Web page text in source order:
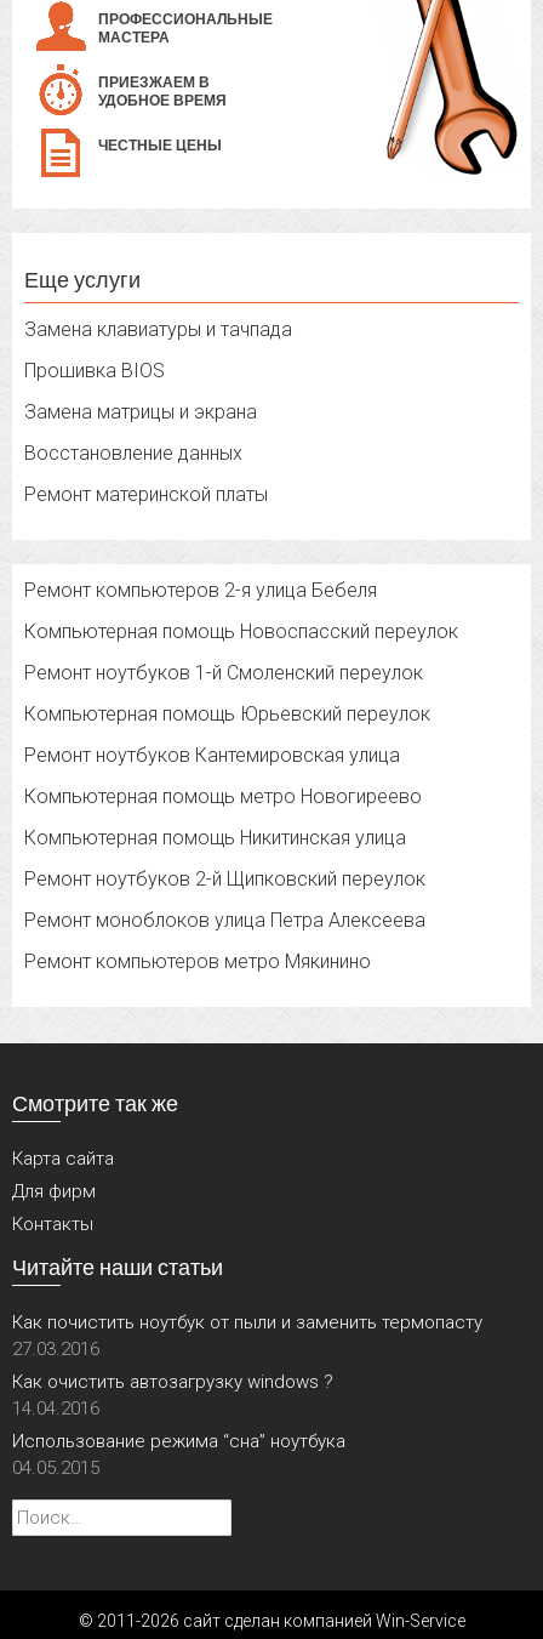
ПРОФЕССИОНАЛЬНЫЕ
МАСТЕРА
ПРИЕЗЖАЕМ В
УДОБНОЕ ВРЕМЯ
ЧЕСТНЫЕ ЦЕНЫ
Еще услуги
Замена клавиатуры и тачпада
Прошивка BIOS
Замена матрицы и экрана
Восстановление данных
Ремонт материнской платы
Ремонт компьютеров 2-я улица Бебеля
Компьютерная помощь Новоспасский переулок
Ремонт ноутбуков 1-й Смоленский переулок
Компьютерная помощь Юрьевский переулок
Ремонт ноутбуков Кантемировская улица
Компьютерная помощь метро Новогиреево
Компьютерная помощь Никитинская улица
Ремонт ноутбуков 2-й Щипковский переулок
Ремонт моноблоков улица Петра Алексеева
Ремонт компьютеров метро Мякинино
Смотрите так же
Карта сайта
Для фирм
Контакты
Читайте наши статьи
Как почистить ноутбук от пыли и заменить термопасту
27.03.2016
Как очистить автозагрузку windows ?
14.04.2016
Использование режима “сна” ноутбука
04.05.2015
Найти:
© 2011-2026 сайт сделан компанией Win-Service